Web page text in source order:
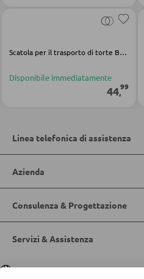
Letti boxspring
MATERASSI
Materassi
Scatola per il trasporto di torte Bake & Go bianco PP
Disponibile immediatamente
44,99
Linea telefonica di assistenza
Azienda
Consulenza & Progettazione
Servizi & Assistenza
LinguaDeutsch|Italiano